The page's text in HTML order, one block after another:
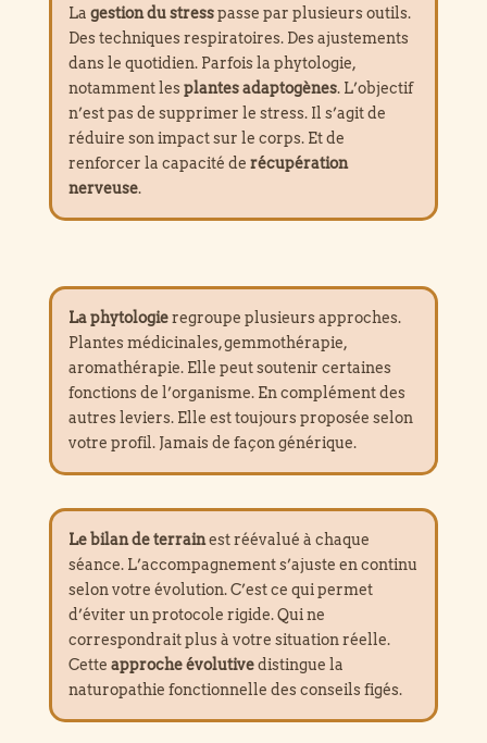
La gestion du stresspasse par plusieurs outils.
Des techniques respiratoires. Des ajustements
dans le quotidien. Parfois la phytologie,
notamment lesplantes adaptogènes. L’objectif
n’est pas de supprimer le stress. Il s’agit de
réduire son impact sur le corps. Et de
renforcer la capacité de récupération
nerveuse.
La phytologieregroupe plusieurs approches.
Plantes médicinales, gemmothérapie,
aromathérapie. Elle peut soutenir certaines
fonctions de l’organisme. En complément des
autres leviers. Elle est toujours proposée selon
votre profil. Jamais de façon générique.
Le bilan de terrainest réévalué à chaque
séance. L’accompagnement s’ajuste en continu
selon votre évolution. C’est ce qui permet
d’éviter un protocole rigide. Qui ne
correspondrait plus à votre situation réelle.
Cette approche évolutivedistingue la
naturopathie fonctionnelle des conseils figés.